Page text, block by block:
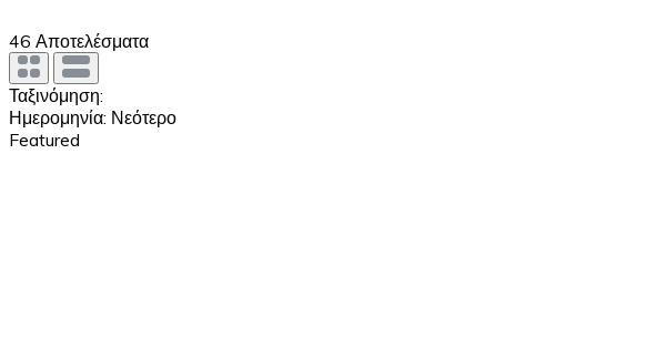
46 Αποτελέσματα
Ταξινόμηση:
Ημερομηνία: Νεότερο
Featured